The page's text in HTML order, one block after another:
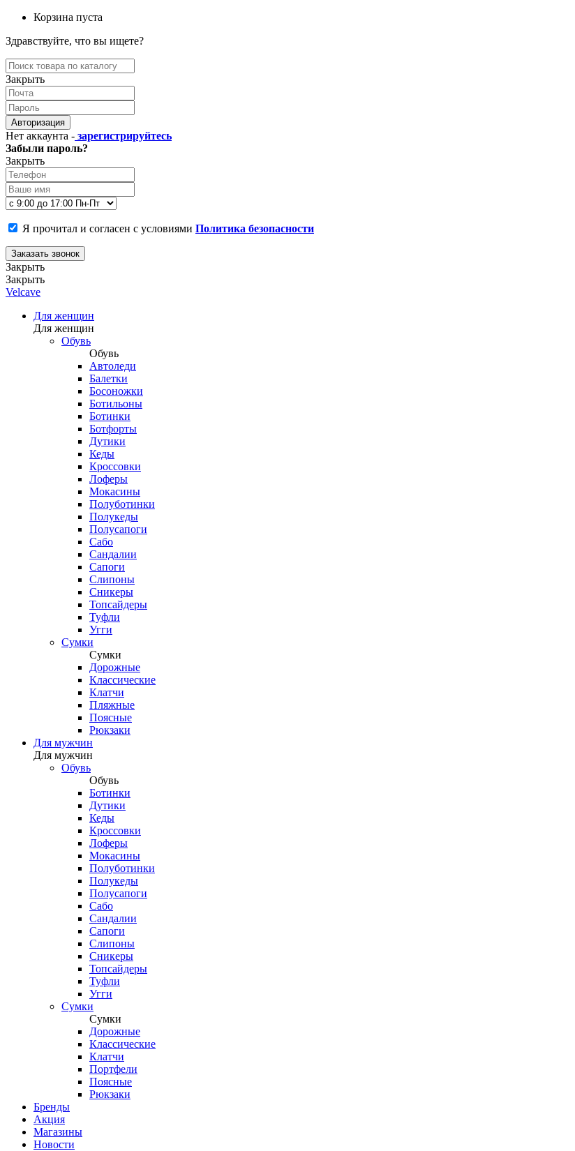
Корзина пуста
Здравствуйте, что вы ищете?
Закрыть
Авторизация
Нет аккаунта - зарегистрируйтесь
Забыли пароль?
Закрыть
Я прочитал и согласен с условиями Политика безопасности
Заказать звонок
Закрыть
Закрыть
Velcave
Для женщин
Для женщин
Обувь
Обувь
Автоледи
Балетки
Босоножки
Ботильоны
Ботинки
Ботфорты
Дутики
Кеды
Кроссовки
Лоферы
Мокасины
Полуботинки
Полукеды
Полусапоги
Сабо
Сандалии
Сапоги
Слипоны
Сникеры
Топсайдеры
Туфли
Угги
Сумки
Сумки
Дорожные
Классические
Клатчи
Пляжные
Поясные
Рюкзаки
Для мужчин
Для мужчин
Обувь
Обувь
Ботинки
Дутики
Кеды
Кроссовки
Лоферы
Мокасины
Полуботинки
Полукеды
Полусапоги
Сабо
Сандалии
Сапоги
Слипоны
Сникеры
Топсайдеры
Туфли
Угги
Сумки
Сумки
Дорожные
Классические
Клатчи
Портфели
Поясные
Рюкзаки
Бренды
Акция
Магазины
Новости